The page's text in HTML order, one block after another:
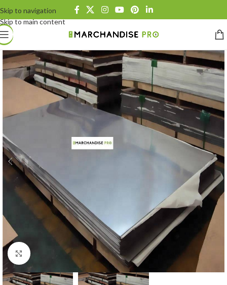
Skip to navigation
Skip to main content
Click to enlarge